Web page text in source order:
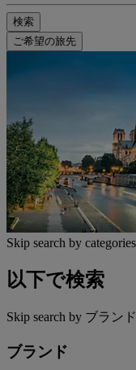
検索
ご希望の旅先
Skip search by categories
以下で検索
Skip search by ブランド
ブランド